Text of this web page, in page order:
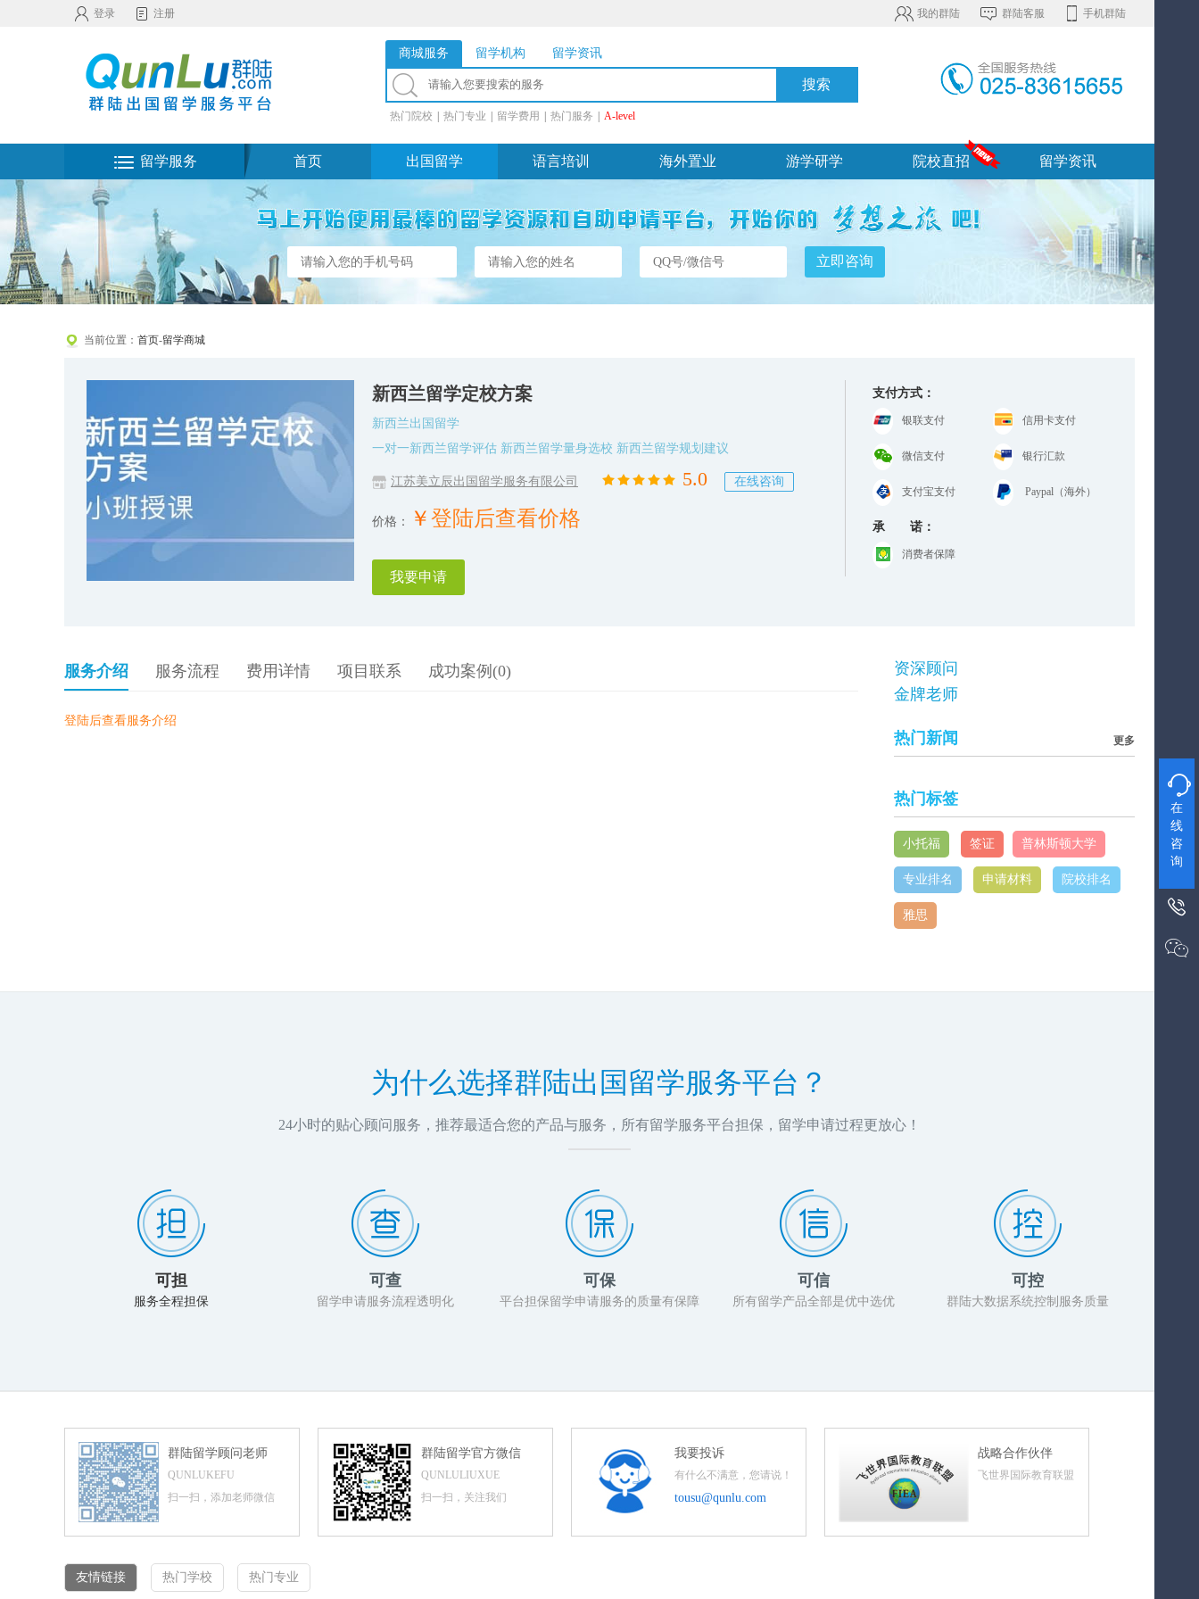
登录 注册 我的群陆 群陆客服 手机群陆
商城服务 留学机构 留学资讯
热门院校 热门专业 留学费用 热门服务 A-level
留学服务 首页 出国留学 语言培训 海外置业 游学研学 院校直招 留学资讯
当前位置： 首页-留学商城
新西兰留学定校方案
新西兰出国留学
一对一新西兰留学评估 新西兰留学量身选校 新西兰留学规划建议
江苏美立辰出国留学服务有限公司 5.0 在线咨询
价格： ￥登陆后查看价格
我要申请
支付方式：
银联支付 信用卡支付
微信支付 银行汇款
支付宝支付 Paypal（海外）
承 诺：
消费者保障
服务介绍 服务流程 费用详情 项目联系 成功案例(0)
登陆后查看服务介绍
资深顾问
金牌老师
热门新闻 更多
热门标签
小托福 签证 普林斯顿大学
专业排名 申请材料 院校排名
雅思
为什么选择群陆出国留学服务平台？
24小时的贴心顾问服务，推荐最适合您的产品与服务，所有留学服务平台担保，留学申请过程更放心！
可担
服务全程担保
可查
留学申请服务流程透明化
可保
平台担保留学申请服务的质量有保障
可信
所有留学产品全部是优中选优
可控
群陆大数据系统控制服务质量
群陆留学顾问老师
QUNLUKEFU
扫一扫，添加老师微信
群陆留学官方微信
QUNLULIUXUE
扫一扫，关注我们
我要投诉
有什么不满意，您请说！
tousu@qunlu.com
战略合作伙伴
飞世界国际教育联盟
友情链接 热门学校 热门专业

在
线
咨
询

